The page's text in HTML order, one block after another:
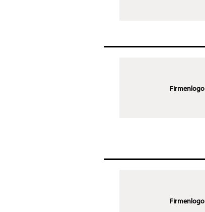
Firmenlogo
Firmenlogo